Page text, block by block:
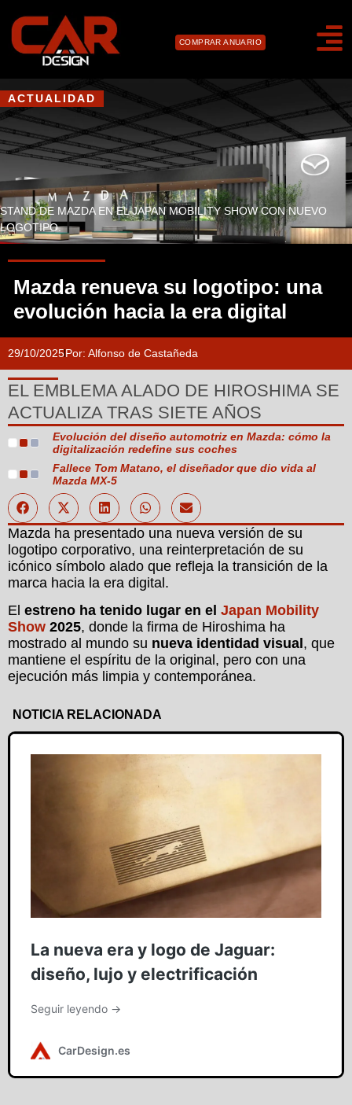
COMPRAR ANUARIO
ACTUALIDAD
STAND DE MAZDA EN EL JAPAN MOBILITY SHOW CON NUEVO
LOGOTIPO.
Mazda renueva su logotipo: una
evolución hacia la era digital
29/10/2025Por: Alfonso de Castañeda
EL EMBLEMA ALADO DE HIROSHIMA SE
ACTUALIZA TRAS SIETE AÑOS
Evolución del diseño automotriz en Mazda: cómo la
digitalización redefine sus coches
Fallece Tom Matano, el diseñador que dio vida al
Mazda MX-5
Mazda ha presentado una nueva versión de su
logotipo corporativo, una reinterpretación de su
icónico símbolo alado que refleja la transición de la
marca hacia la era digital.
El estreno ha tenido lugar en el Japan Mobility
Show 2025, donde la firma de Hiroshima ha
mostrado al mundo su nueva identidad visual, que
mantiene el espíritu de la original, pero con una
ejecución más limpia y contemporánea.
NOTICIA RELACIONADA